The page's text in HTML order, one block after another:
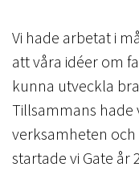
Vi hade arbetat i
att våra idéer om
kunna utveckla
Tillsammans hade
verksamheten
startade vi Gate år